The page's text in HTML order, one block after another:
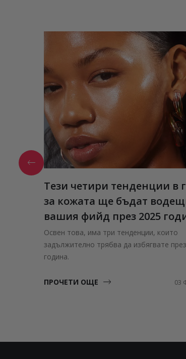
Тези четири тенденции в
за кожата ще бъдат
вашия фийд през 2025
Освен това, има три тенденции, които
задължително трябва да избягвате
година.
ПРОЧЕТИ ОЩЕ 03